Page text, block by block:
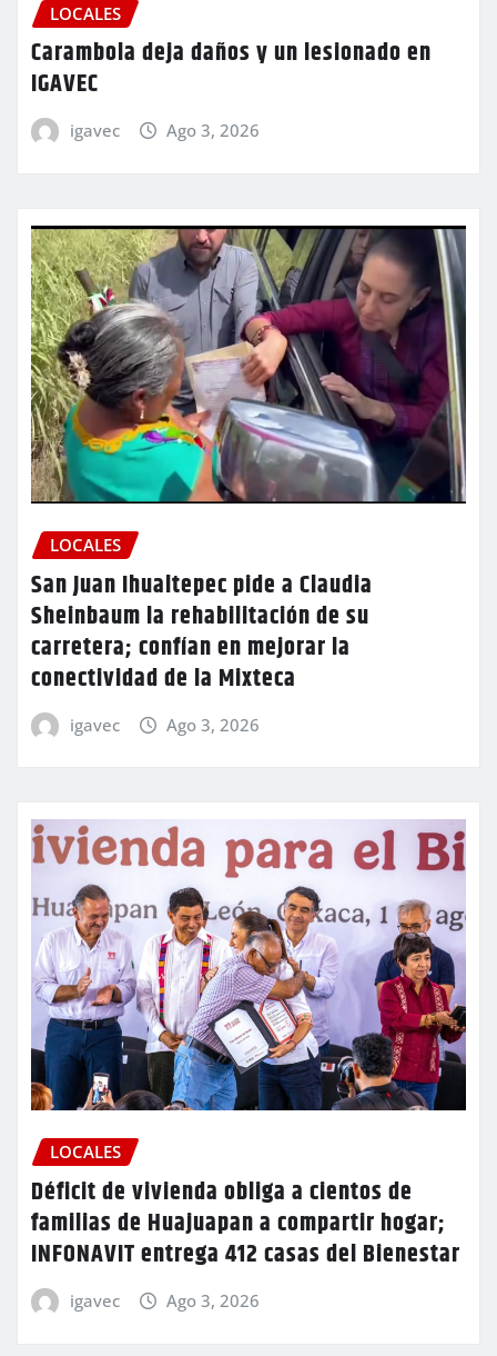
LOCALES
Carambola deja daños y un lesionado en
IGAVEC
igavec Ago 3, 2026
LOCALES
San Juan Ihualtepec pide a Claudia
Sheinbaum la rehabilitación de su
carretera; confían en mejorar la
conectividad de la Mixteca
igavec Ago 3, 2026
LOCALES
Déficit de vivienda obliga a cientos de
familias de Huajuapan a compartir hogar;
INFONAVIT entrega 412 casas del Bienestar
igavec Ago 3, 2026